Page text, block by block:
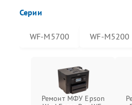
Серии
WF-M5700 WF-M5200
Ремонт МФУ Epson